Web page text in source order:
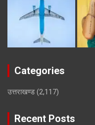
Categories
उत्तराखण्ड(2,117)
Recent Posts